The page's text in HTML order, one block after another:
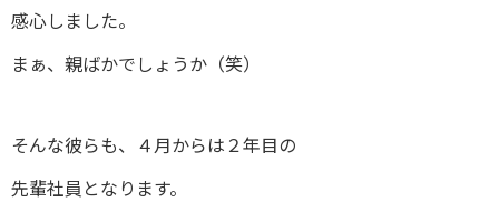
感心しました。
まぁ、親ばかでしょうか（笑）
そんな彼らも、４月からは２年目の
先輩社員となります。